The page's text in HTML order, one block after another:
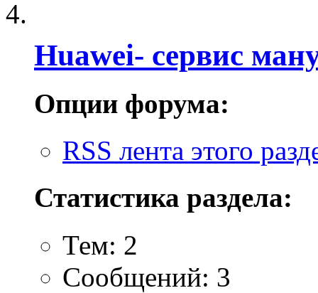
Huawei- cервис
Опции форума:
RSS лента этого
Статистика раздела:
Тем: 2
Сообщений: 3